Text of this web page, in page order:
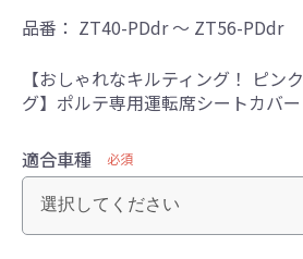
品番： ZT40-PDdr ～ ZT56-PDdr
【おしゃれなキルティング！ ピン
グ】ポルテ専用運転席シートカバー
適合車種 必須